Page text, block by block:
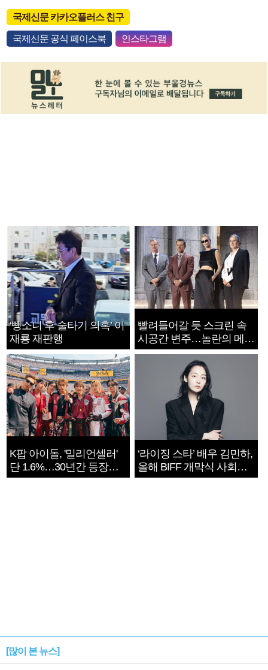
국제신문 카카오플러스 친구
국제신문 공식 페이스북 인스타그램
‘뺑소니 후 술타기 의혹’ 이
재룡 재판행
빨려들어갈 듯 스크린 속
시공간 변주…놀란의 메시
지는 ‘전쟁 속죄’
K팝 아이돌, '밀리언셀러'
단 1.6%…30년간 등장
1182개팀 전수조사
‘라이징 스타’ 배우 김민하,
올해 BIFF 개막식 사회자
확정
[많이 본 뉴스]